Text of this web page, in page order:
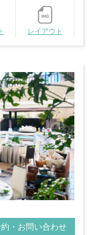
レイアウト
・お問い合わせ